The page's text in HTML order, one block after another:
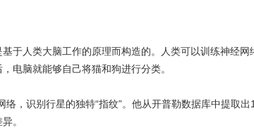
人类大脑工作的原理而构造的。人类可以训练神经网
电脑就能够自己将猫和狗进行分类。
识别行星的独特“指纹”。他从开普勒数据库中提取
。